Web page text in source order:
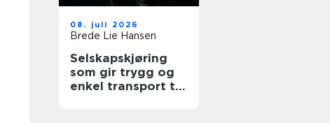
08. juli 2026
Brede Lie Hansen
Selskapskjøring
som gir trygg og
enkel transport til